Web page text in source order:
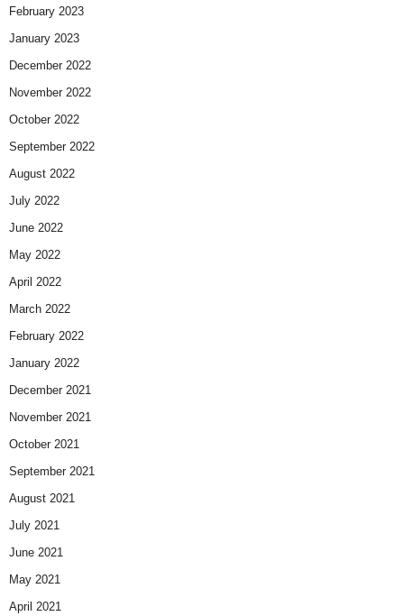
February 2023
January 2023
December 2022
November 2022
October 2022
September 2022
August 2022
July 2022
June 2022
May 2022
April 2022
March 2022
February 2022
January 2022
December 2021
November 2021
October 2021
September 2021
August 2021
July 2021
June 2021
May 2021
April 2021